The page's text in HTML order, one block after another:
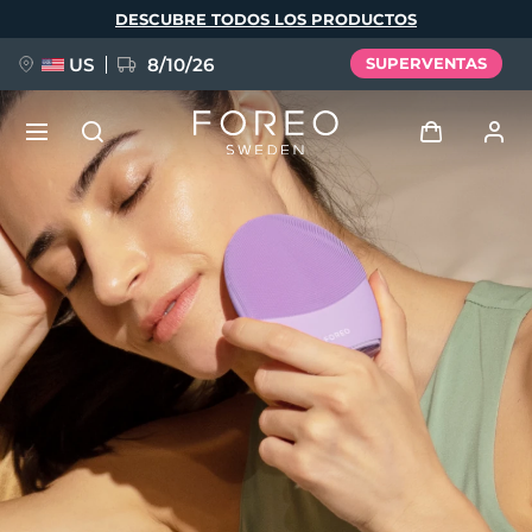
DESCUBRE TODOS LOS PRODUCTOS
US 8/10/26 SUPERVENTAS
Perfil de usuario
Mis dispositivos
Mis pedidos
Mis direcciones
Mis suscripciones
NUEVO
FAQ™ Pure Beauty-Tech Elixir
BREAKING NEWS
issa™ Teeth Whitening Set
Idioma
English Deutsch
Español
Français
Italiano
Português
Svenska
Русский
Türkçe
简体中文 繁體中文